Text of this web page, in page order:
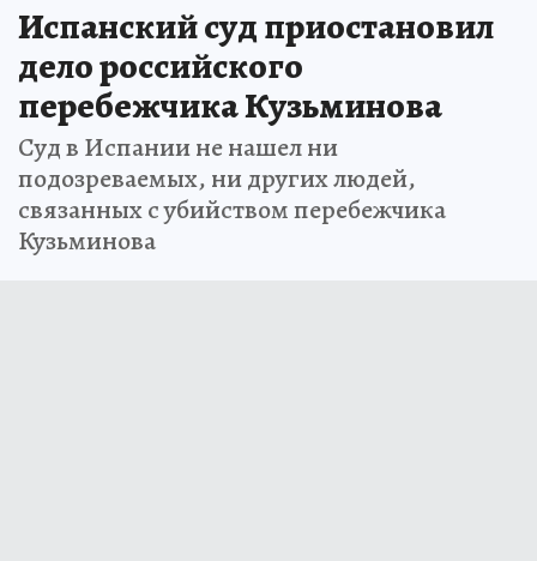
Испанский суд приостановил
дело российского
перебежчика Кузьминова
Суд в Испании не нашел ни
подозреваемых, ни других людей,
связанных с убийством перебежчика
Кузьминова